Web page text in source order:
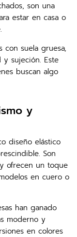
son una
estar en casa o
con suela gruesa,
sujeción. Este
buscan algo
y
diseño elástico
Son
ofrecen un toque
en cuero o
han ganado
moderno y
en colores